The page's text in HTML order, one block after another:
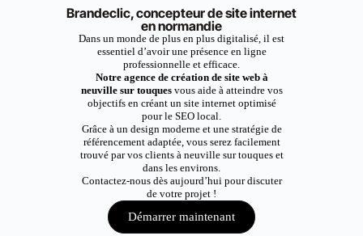
Brandeclic, concepteur de site internet
en normandie
Dans un monde de plus en plus digitalisé, il est
essentiel d’avoir une présence en ligne
professionnelle et efficace.
Notre agence de création de site web à
neuville sur touquesvous aide à atteindre vos
objectifs en créant un site internet optimisé
pour le SEO local.
Grâce à un design moderne et une stratégie de
référencement adaptée, vous serez facilement
trouvé par vos clients à neuville sur touques et
dans les environs.
Contactez-nous dès aujourd’hui pour discuter
de votre projet !
Démarrer maintenant